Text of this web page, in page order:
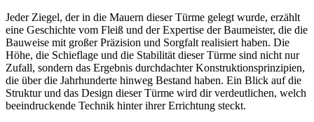
Jeder Ziegel, der in die Mauern dieser Türme gelegt wurde, erzählt
eine Geschichte vom Fleiß und der Expertise der Baumeister, die die
Bauweise mit großer Präzision und Sorgfalt realisiert haben. Die
Höhe, die Schieflage und die Stabilität dieser Türme sind nicht nur
Zufall, sondern das Ergebnis durchdachter Konstruktionsprinzipien,
die über die Jahrhunderte hinweg Bestand haben. Ein Blick auf die
Struktur und das Design dieser Türme wird dir verdeutlichen, welch
beeindruckende Technik hinter ihrer Errichtung steckt.